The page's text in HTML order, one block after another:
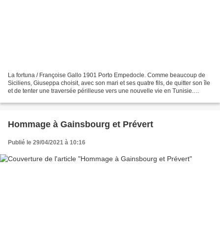
La fortuna / Françoise Gallo 1901 Porto Empedocle. Comme beaucoup de
Siciliens, Giuseppa choisit, avec son mari et ses quatre fils, de quitter son île
et de tenter une traversée périlleuse vers une nouvelle vie en Tunisie.
Hommage à Gainsbourg et Prévert
Publié le 29/04/2021 à 10:16